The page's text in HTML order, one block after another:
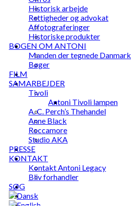
Historisk arbejde
Rettigheder og advokat
Affotograferinger
Historiske produkter
BOGEN OM ANTONI
Manden der tegnede Danmark
Bøger
FILM
SAMARBEJDER
Tivoli
Antoni Tivoli lampen
A. C. Perch’s Thehandel
Anne Black
Roccamore
Studio AKA
PRESSE
KONTAKT
Kontakt Antoni Legacy
Bliv forhandler
SØG